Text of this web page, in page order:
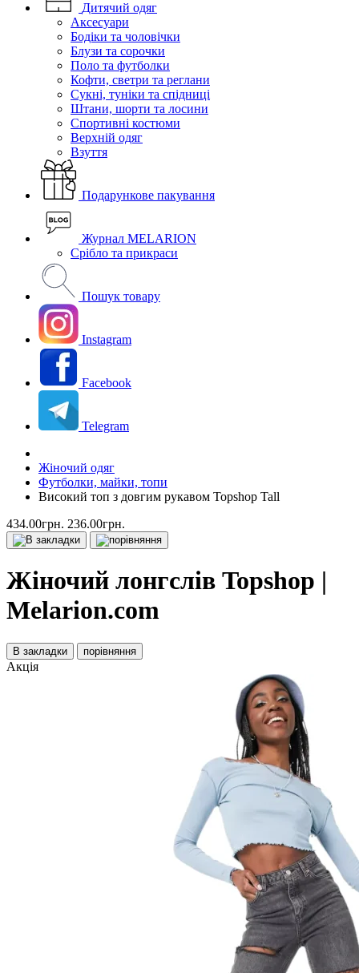
Дитячий одяг
Аксесуари
Бодіки та чоловічки
Блузи та сорочки
Поло та футболки
Кофти, светри та реглани
Сукні, туніки та спідниці
Штани, шорти та лосини
Спортивні костюми
Верхній одяг
Взуття
Подарункове пакування
Журнал MELARION
Срібло та прикраси
Пошук товару
Instagram
Facebook
Telegram
Жіночий одяг
Футболки, майки, топи
Високий топ з довгим рукавом Topshop Tall
434.00грн. 236.00грн.
Жіночий лонгслів Topshop |
Melarion.com
В закладки порівняння
Акція